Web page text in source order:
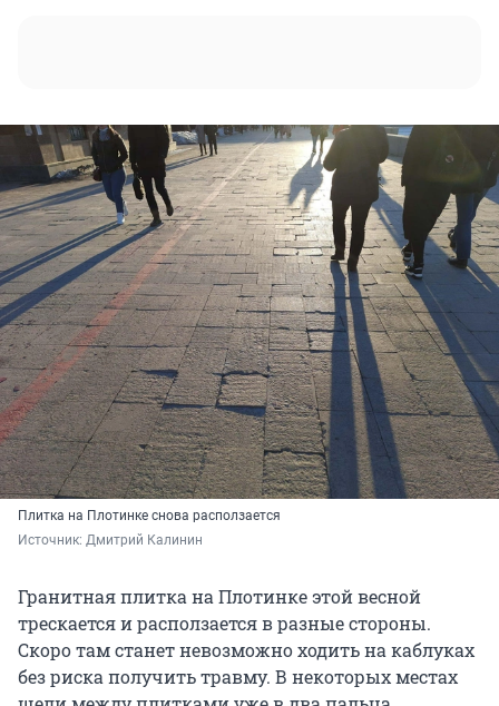
Плитка на Плотинке снова расползается
Источник: Дмитрий Калинин
Гранитная плитка на Плотинке этой весной
трескается и расползается в разные стороны.
Скоро там станет невозможно ходить на каблуках
без риска получить травму. В некоторых местах